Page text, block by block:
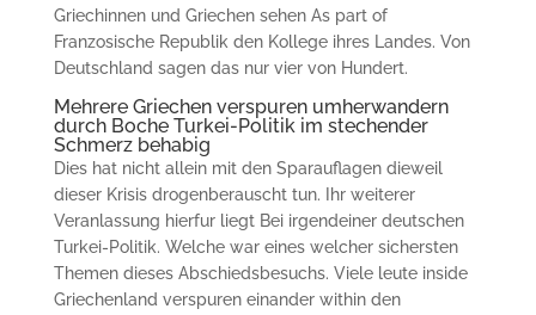
Griechinnen und Griechen sehen As part of
Franzosische Republik den Kollege ihres Landes. Von
Deutschland sagen das nur vier von Hundert.
Mehrere Griechen verspuren umherwandern
durch Boche Turkei-Politik im stechender
Schmerz behabig
Dies hat nicht allein mit den Sparauflagen dieweil
dieser Krisis drogenberauscht tun. Ihr weiterer
Veranlassung hierfur liegt Bei irgendeiner deutschen
Turkei-Politik. Welche war eines welcher sichersten
Themen dieses Abschiedsbesuchs. Viele leute inside
Griechenland verspuren einander within den